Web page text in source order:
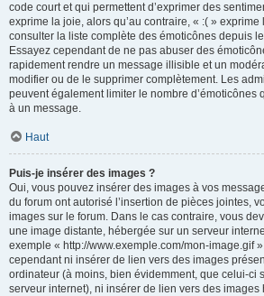
code court et qui permettent d’exprimer des
exprime la joie, alors qu’au contraire, « :( »
consulter la liste complète des émoticônes depuis
Essayez cependant de ne pas abuser des
rapidement rendre un message illisible et un
modifier ou de le supprimer complètement. Les
peuvent également limiter le nombre d’émoticônes
à un message.
Haut
Puis-je insérer des images ?
Oui, vous pouvez insérer des images à vos
du forum ont autorisé l’insertion de pièces jointes,
images sur le forum. Dans le cas contraire, vous
une image distante, hébergée sur un serveur
exemple « http://www.exemple.com/mon-image.gif
cependant ni insérer de lien vers des images
ordinateur (à moins, bien évidemment, que celui-ci
serveur internet), ni insérer de lien vers des